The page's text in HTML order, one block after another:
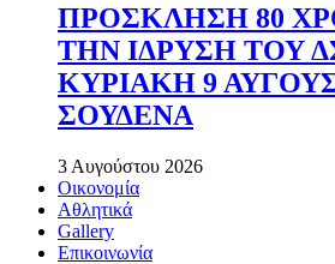
ΠΡΟΣΚΛΗΣΗ 80
ΤΗΝ ΙΔΡΥΣΗ ΤΟΥ
ΚΥΡΙΑΚΗ 9
ΣΟΥΔΕΝΑ
3 Αυγούστου 2026
Οικονομία
Αθλητικά
Gallery
Επικοινωνία